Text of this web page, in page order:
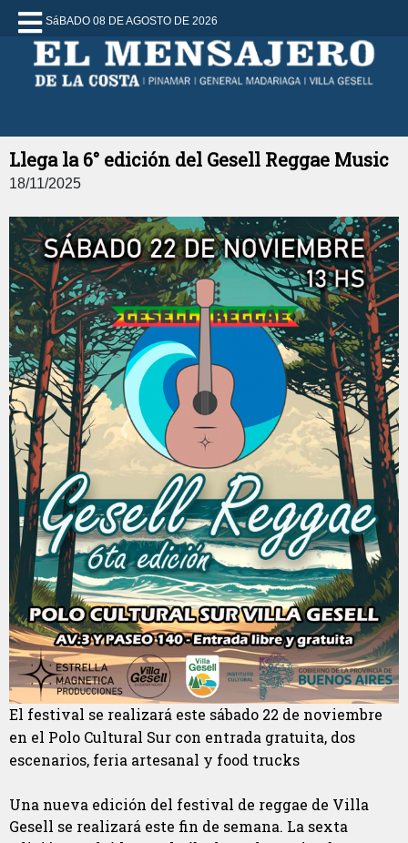
SáBADO 08 DE AGOSTO DE 2026
Llega la 6° edición del Gesell Reggae Music
18/11/2025
El festival se realizará este sábado 22 de noviembre
en el Polo Cultural Sur con entrada gratuita, dos
escenarios, feria artesanal y food trucks
Una nueva edición del festival de reggae de Villa
Gesell se realizará este fin de semana. La sexta